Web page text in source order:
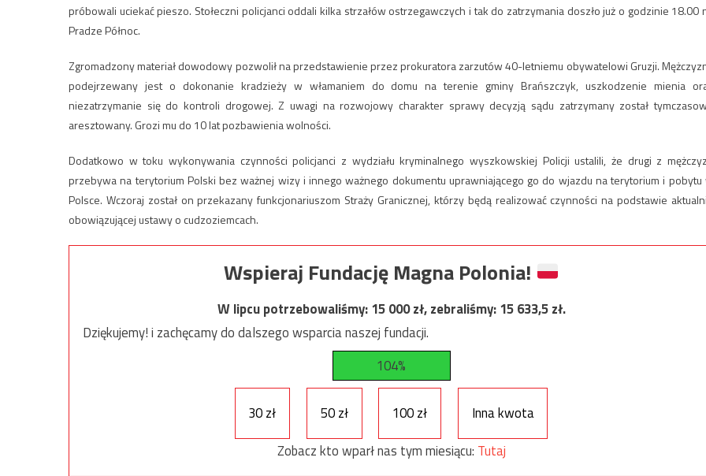
próbowali uciekać pieszo. Stołeczni policjanci oddali kilka strzałów ostrzegawczych i tak do zatrzymania doszło już o godzinie 18.00
Pradze Północ.
Zgromadzony materiał dowodowy pozwolił na przedstawienie przez prokuratora zarzutów 40-letniemu obywatelowi Gruzji.
podejrzewany jest o dokonanie kradzieży w włamaniem do domu na terenie gminy Brańszczyk, uszkodzenie mienia
niezatrzymanie się do kontroli drogowej. Z uwagi na rozwojowy charakter sprawy decyzją sądu zatrzymany został
aresztowany. Grozi mu do 10 lat pozbawienia wolności.
Dodatkowo w toku wykonywania czynności policjanci z wydziału kryminalnego wyszkowskiej Policji ustalili, że drugi z
przebywa na terytorium Polski bez ważnej wizy i innego ważnego dokumentu uprawniającego go do wjazdu na terytorium i pobytu
Polsce. Wczoraj został on przekazany funkcjonariuszom Straży Granicznej, którzy będą realizować czynności na podstawie
obowiązującej ustawy o cudzoziemcach.
Wspieraj Fundację Magna Polonia!
W lipcu potrzebowaliśmy:15 000zł, zebraliśmy:15 633,5zł.
Dziękujemy! i zachęcamy do dalszego wsparcia naszej fundacji.
104%
30 zł 50 zł 100 zł
Inna kwota
Zobacz kto wparł nas tym miesiącu: Tutaj